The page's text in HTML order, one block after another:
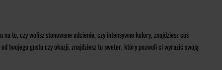
to, czy wolisz stonowane odcienie, czy intensywne kolory, znajdziesz coś
twojego gustu czy okazji, znajdziesz tu sweter, który pozwoli ci wyrazić swoją